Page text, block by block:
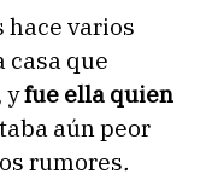
hace varios
casa que
yfue ella quien
aún peor
rumores.